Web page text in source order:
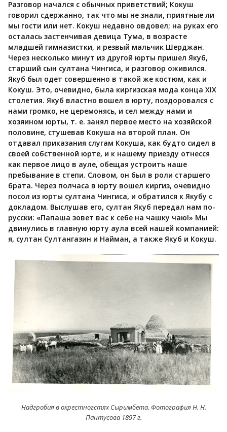
Разговор начался с обычных приветствий; Кокуш
говорил сдержанно, так что мы не знали, приятные ли
мы гости или нет. Кокуш недавно овдовел; на руках его
осталась застенчивая девица Тума, в возрасте
младшей гимназистки, и резвый мальчик Шерджан.
Через несколько минут из другой юрты пришел Якуб,
старший сын султана Чингиса, и разговор оживился.
Якуб был одет совершенно в такой же костюм, как и
Кокуш. Это, очевидно, была киргизская мода конца XIX
столетия. Якуб властно вошел в юрту, поздоровался с
нами громко, не церемонясь, и сел между нами и
хозяином юрты, т. е. занял первое место на хозяйской
половине, стушевав Кокуша на второй план. Он
отдавал приказания слугам Кокуша, как будто сидел в
своей собственной юрте, и к нашему приезду отнесся
как первое лицо в ауле, обещая устроить наше
пребывание в степи. Словом, он был в роли старшего
брата. Через полчаса в юрту вошел киргиз, очевидно
посол из юрты султана Чингиса, и обратился к Якубу с
докладом. Выслушав его, султан Якуб передал нам по-
русски: «Папаша зовет вас к себе на чашку чаю!» Мы
двинулись в главную юрту аула всей нашей компанией:
я, султан Султангазин и Найман, а также Якуб и Кокуш.
Надгробия в окрестногстях Сырымбета. Фотография Н. Н.
Пантусова 1897 г.